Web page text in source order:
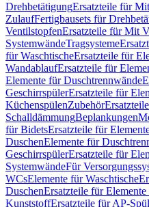
DrehbetätigungErsatzteile für
ZulaufFertigbausets für
VentilstopfenErsatzteile für Mit
SystemwändeTragsysteme
für WaschtischeErsatzteile für
WandablaufErsatzteile für
Elemente für Duschtrennwände
GeschirrspülerErsatzteile für
KüchenspülenZubehör
SchalldämmungBeplankungen
für BidetsErsatzteile für
DuschenElemente für
GeschirrspülerErsatzteile für
SystemwändeFür
WCsElemente für Waschtische
DuschenErsatzteile für
KunststoffErsatzteile für AP-